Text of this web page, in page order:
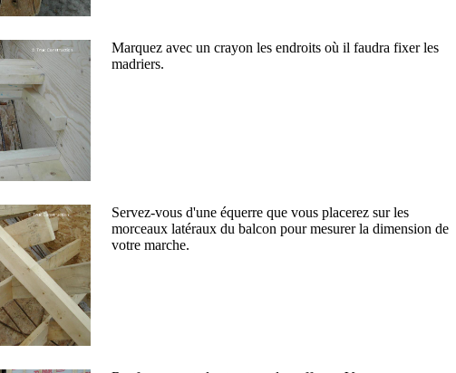
Marquez avec un crayon les endroits où il faudra fixer les
madriers.
Servez-vous d'une équerre que vous placerez sur les
morceaux latéraux du balcon pour mesurer la dimension de
votre marche.